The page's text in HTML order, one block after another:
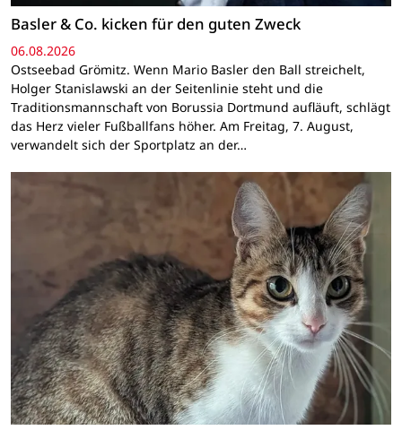
Basler & Co. kicken für den guten Zweck
06.08.2026
Ostseebad Grömitz. Wenn Mario Basler den Ball streichelt,
Holger Stanislawski an der Seitenlinie steht und die
Traditionsmannschaft von Borussia Dortmund aufläuft, schlägt
das Herz vieler Fußballfans höher. Am Freitag, 7. August,
verwandelt sich der Sportplatz an der…